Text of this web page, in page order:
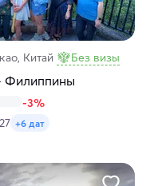
Китай Без визы
-3%
+6 дат